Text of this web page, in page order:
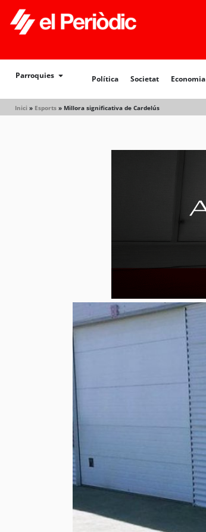
Parroquies Política Societat Economia
Inici » Esports » Millora significativa de Cardelús
Política Societat